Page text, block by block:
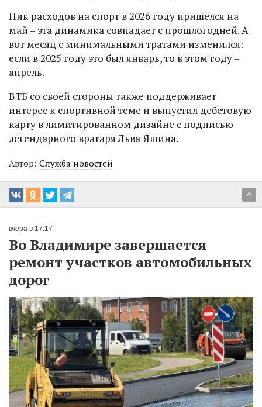
Пик расходов на спорт в 2026 году пришелся на
май – эта динамика совпадает с прошлогодней. А
вот месяц с минимальными тратами изменился:
если в 2025 году это был январь, то в этом году –
апрель.
ВТБ со своей стороны также поддерживает
интерес к спортивной теме и выпустил дебетовую
карту в лимитированном дизайне с подписью
легендарного вратаря Льва Яшина.
Автор: Служба новостей
^
вчера в 17:17
Во Владимире завершается
ремонт участков автомобильных
дорог